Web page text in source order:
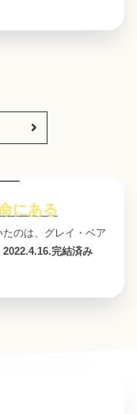
にある
のは、グレイ・ベア
2022.4.16.完結済み